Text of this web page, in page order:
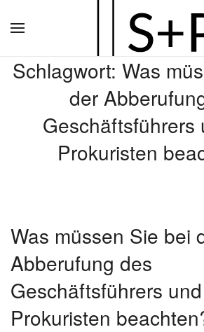
Hauptinhalt
springen
Schlagwort: Was
der
Geschäftsführers
Prokuristen
Was müssen Sie bei
Abberufung des
Geschäftsführers
Prokuristen